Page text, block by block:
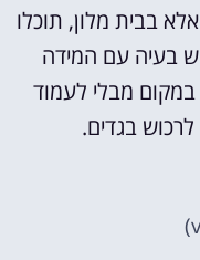
בבית מלון, תוכלו
בעיה עם המידה
מבלי לעמוד
בגדים.